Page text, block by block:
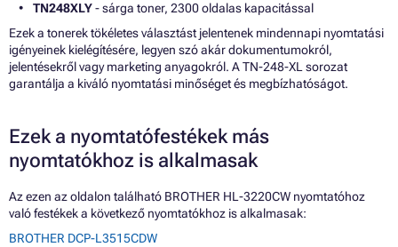
TN248XLY- sárga toner, 2300 oldalas kapacitással
Ezek a tonerek tökéletes választást jelentenek mindennapi nyomtatási
igényeinek kielégítésére, legyen szó akár dokumentumokról,
jelentésekről vagy marketing anyagokról. A TN-248-XL sorozat
garantálja a kiváló nyomtatási minőséget és megbízhatóságot.
Ezek a nyomtatófestékek más
nyomtatókhoz is alkalmasak
Az ezen az oldalon található BROTHER HL-3220CW nyomtatóhoz
való festékek a következő nyomtatókhoz is alkalmasak:
BROTHER DCP-L3515CDW